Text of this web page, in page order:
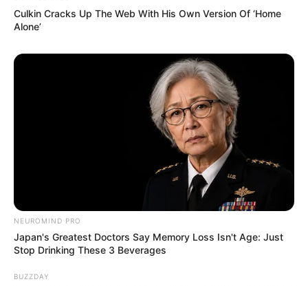
Dia bersama teman-temannya memutuskan untuk memperjuangan
juga terlibat hubungan asmara dengan seorang pangeran yang
ROOKIE HISTORIAN GOO HAE RYUNG
Culkin Cracks Up The Web With His Own Version Of ‘Home
Alone’
NEUROMIND PRO
Japan's Greatest Doctors Say Memory Loss Isn't Age: Just
Stop Drinking These 3 Beverages
BUZZDAY